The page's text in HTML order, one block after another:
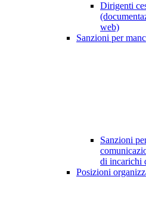
Dirigenti
web)
Sanzioni per
Sanzioni
di incarichi
Posizioni